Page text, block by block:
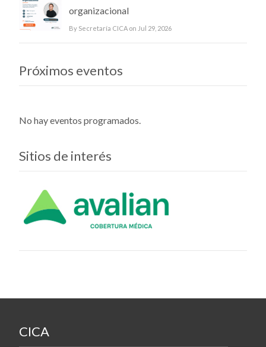
organizacional
By Secretaría CICA on Jul 29, 2026
Próximos eventos
No hay eventos programados.
Sitios de interés
CICA